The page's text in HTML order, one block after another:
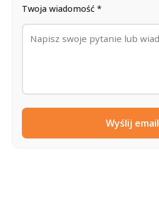
Twoja wiadomość *
Wyślij email